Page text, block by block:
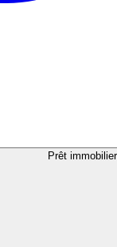
Prêt immobilier